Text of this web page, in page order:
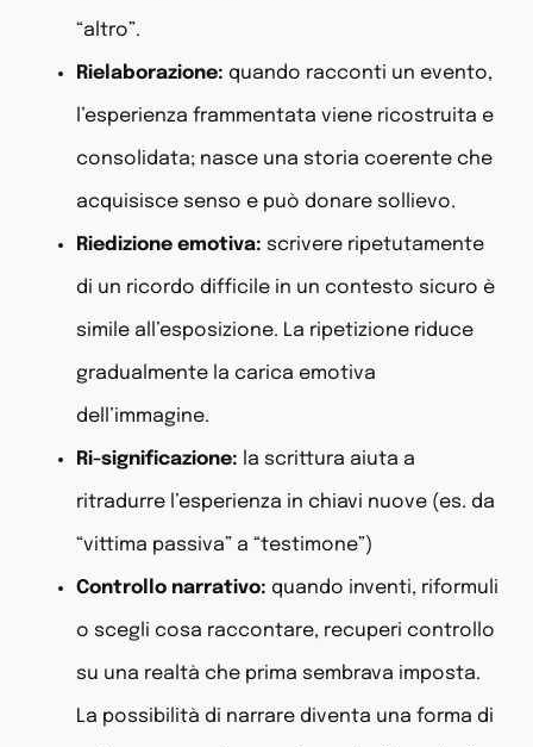
“altro”.
Rielaborazione: quando racconti un evento,
l’esperienza frammentata viene ricostruita e
consolidata; nasce una storia coerente che
acquisisce senso e può donare sollievo.
Riedizione emotiva: scrivere ripetutamente
di un ricordo difficile in un contesto sicuro è
simile all’esposizione. La ripetizione riduce
gradualmente la carica emotiva
dell’immagine.
Ri-significazione: la scrittura aiuta a
ritradurre l’esperienza in chiavi nuove (es. da
“vittima passiva” a “testimone”)
Controllo narrativo: quando inventi, riformuli
o scegli cosa raccontare, recuperi controllo
su una realtà che prima sembrava imposta.
La possibilità di narrare diventa una forma di